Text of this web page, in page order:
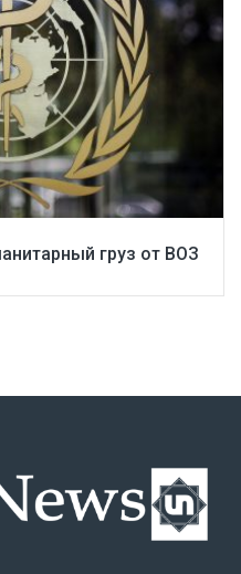
груз от ВОЗ